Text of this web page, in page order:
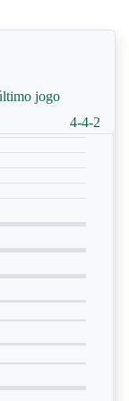
jogo
4-4-2